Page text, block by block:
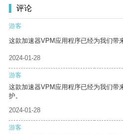
评论
游客
这款加速器VPM应用程序已经为我们带
2024-01-28
游客
这款加速器VPM应用程序已经为我们带
护。
2024-01-28
游客